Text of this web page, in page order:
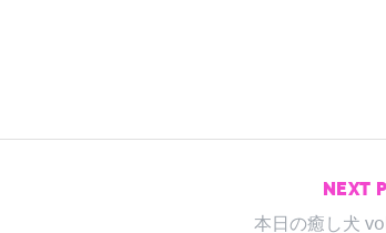
NEXT
本日の癒し犬